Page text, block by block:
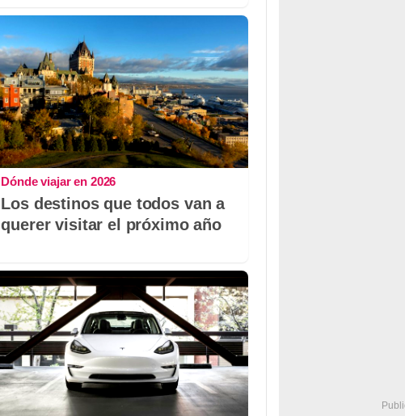
Dónde viajar en 2026
Los destinos que todos van a
querer visitar el próximo año